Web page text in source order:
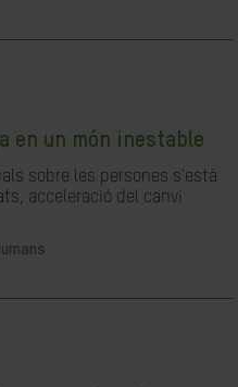
en un món inestable
sobre les persones s'està
acceleració del canvi